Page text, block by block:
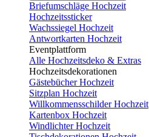
Briefumschläge Hochzeit
Hochzeitssticker
Wachssiegel Hochzeit
Antwortkarten Hochzeit
Eventplattform
Alle Hochzeitsdeko & Extras
Hochzeitsdekorationen
Gästebücher Hochzeit
Sitzplan Hochzeit
Willkommensschilder Hochzeit
Kartenbox Hochzeit
Windlichter Hochzeit